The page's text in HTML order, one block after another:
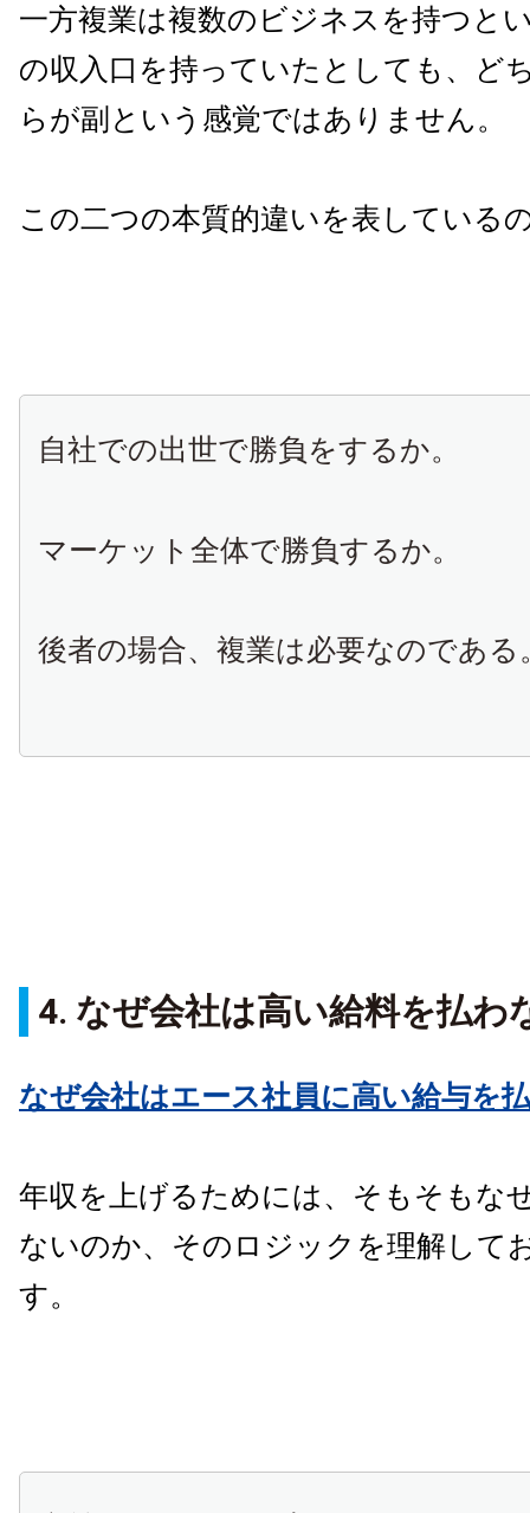
一方複業は複数のビジネスを持つと
の収入口を持っていたとしても、ど
らが副という感覚ではありません。
この二つの本質的違いを表している
自社での出世で勝負をするか。
マーケット全体で勝負するか。
後者の場合、複業は必要なのである
4. なぜ会社は高い給料を払わ
なぜ会社はエース社員に高い給与を
年収を上げるためには、そもそもな
ないのか、そのロジックを理解して
す。